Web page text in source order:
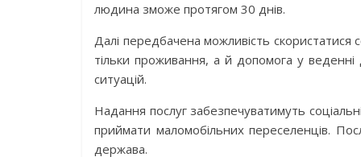
людина зможе протягом 30 днів.
Далі передбачена можливість
тільки проживання, а й допомога у
ситуацій.
Надання послуг забезпечуватимуть
приймати маломобільних переселенців.
держава.